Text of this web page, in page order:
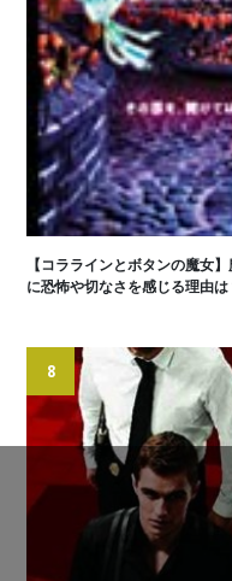
【コララインとボタンの魔女
に恐怖や切なさを感じる理由
8